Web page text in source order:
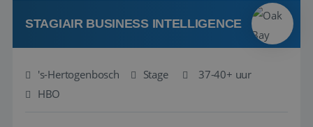
STAGIAIR BUSINESS INTELLIGENCE
's-Hertogenbosch Stage
37-40+ uur
HBO